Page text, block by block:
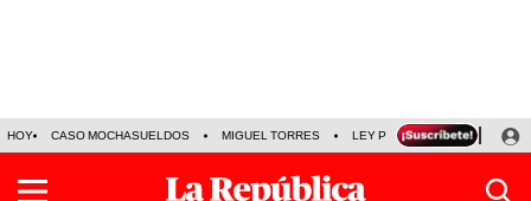
HOY CASO MOCHASUELDOS MIGUEL TORRES LEY PULPÍN PRECIO DEL